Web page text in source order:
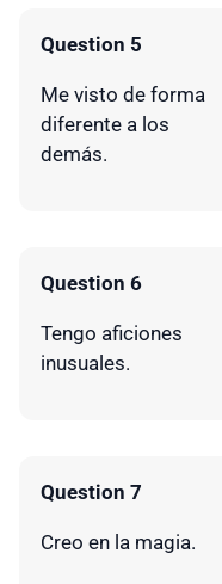
Question 5
Me visto de forma
diferente a los
demás.
Question 6
Tengo aficiones
inusuales.
Question 7
Creo en la magia.